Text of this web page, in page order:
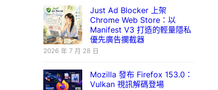
Just Ad Blocker 上架
Chrome Web Store：以
Manifest V3 打造的輕量隱私
優先廣告攔截器
2026 年 7 月 28 日
Mozilla 發布 Firefox 153.0：
Vulkan 視訊解碼登場